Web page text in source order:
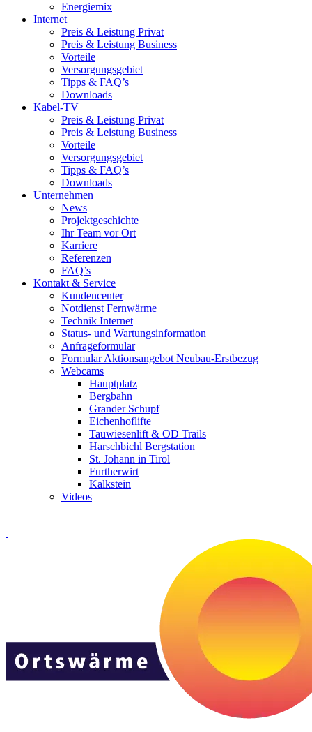
Energiemix
Internet
Preis & Leistung Privat
Preis & Leistung Business
Vorteile
Versorgungsgebiet
Tipps & FAQ’s
Downloads
Kabel-TV
Preis & Leistung Privat
Preis & Leistung Business
Vorteile
Versorgungsgebiet
Tipps & FAQ’s
Downloads
Unternehmen
News
Projektgeschichte
Ihr Team vor Ort
Karriere
Referenzen
FAQ’s
Kontakt & Service
Kundencenter
Notdienst Fernwärme
Technik Internet
Status- und Wartungsinformation
Anfrageformular
Formular Aktionsangebot Neubau-Erstbezug
Webcams
Hauptplatz
Bergbahn
Grander Schupf
Eichenhoflifte
Tauwiesenlift & OD Trails
Harschbichl Bergstation
St. Johann in Tirol
Furtherwirt
Kalkstein
Videos